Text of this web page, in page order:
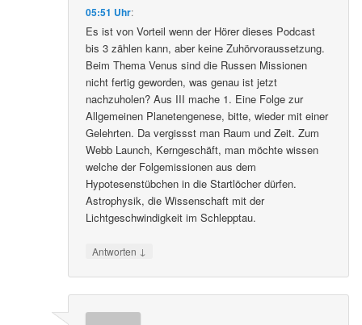
05:51 Uhr:
Es ist von Vorteil wenn der Hörer dieses Podcast
bis 3 zählen kann, aber keine Zuhörvoraussetzung.
Beim Thema Venus sind die Russen Missionen
nicht fertig geworden, was genau ist jetzt
nachzuholen? Aus III mache 1. Eine Folge zur
Allgemeinen Planetengenese, bitte, wieder mit einer
Gelehrten. Da vergissst man Raum und Zeit. Zum
Webb Launch, Kerngeschäft, man möchte wissen
welche der Folgemissionen aus dem
Hypotesenstübchen in die Startlöcher dürfen.
Astrophysik, die Wissenschaft mit der
Lichtgeschwindigkeit im Schlepptau.
Antworten ↓